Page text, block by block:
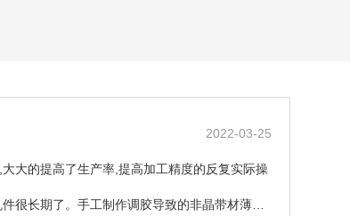
2022-03-25
大的提高了生产率,提高加工精度的反复实际操
很长期了。手工制作调胶导致的非晶带材薄厚